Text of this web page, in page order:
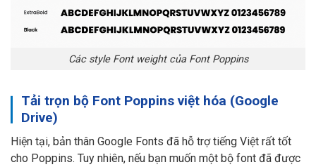
Các style Font weight của Font Poppins
Tải trọn bộ Font Poppins việt hóa (Google
Drive)
Hiện tại, bản thân Google Fonts đã hỗ trợ tiếng Việt rất tốt
cho Poppins. Tuy nhiên, nếu bạn muốn một bộ font đã được